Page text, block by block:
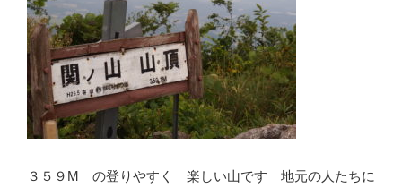
３５９M の登りやすく 楽しい山です 地元の人たちに